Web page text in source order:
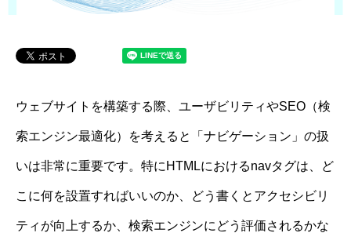
ウェブサイトを構築する際、ユーザビリティやSEO（検
索エンジン最適化）を考えると「ナビゲーション」の扱
いは非常に重要です。特にHTMLにおけるnavタグは、ど
こに何を設置すればいいのか、どう書くとアクセシビリ
ティが向上するか、検索エンジンにどう評価されるかな